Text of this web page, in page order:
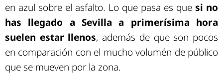
en azul sobre el asfalto. Lo que pasa es que si no
has llegado a Sevilla a primerísima hora
suelen estar llenos, además de que son pocos
en comparación con el mucho volumén de público
que se mueven por la zona.